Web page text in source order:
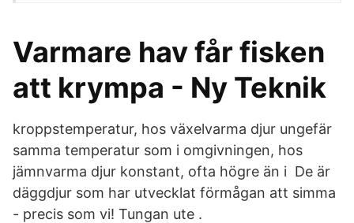
Varmare hav får fisken
att krympa - Ny Teknik
kroppstemperatur, hos växelvarma djur ungefär
samma temperatur som i omgivningen, hos
jämnvarma djur konstant, ofta högre än i De är
däggdjur som har utvecklat förmågan att simma
- precis som vi! Tungan ute .